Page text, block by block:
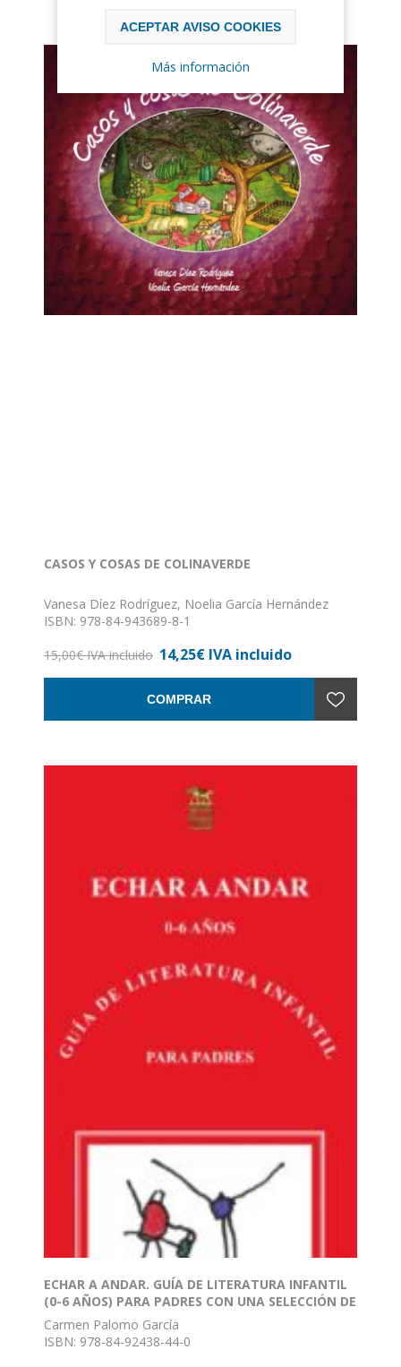
CASOS Y COSAS DE COLINAVERDE
Vanesa Díez Rodríguez, Noelia García Hernández
ISBN: 978-84-943689-8-1
Nº de páginas: 80
15,00€ IVA incluido 14,25€ IVA incluido
COMPRAR
ECHAR A ANDAR. GUÍA DE LITERATURA INFANTIL
(0-6 AÑOS) PARA PADRES CON UNA SELECCIÓN DE
105 LIBROS RECOMENDABLES
Carmen Palomo García
ISBN: 978-84-92438-44-0
ACEPTAR AVISO COOKIES
Más información